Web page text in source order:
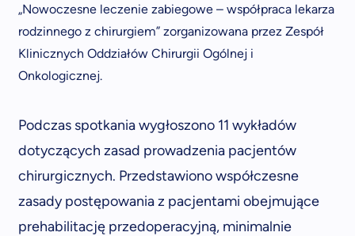
„Nowoczesne leczenie zabiegowe – współpraca lekarza
rodzinnego z chirurgiem” zorganizowana przez Zespół
Klinicznych Oddziałów Chirurgii Ogólnej i
Onkologicznej.
Podczas spotkania wygłoszono 11 wykładów
dotyczących zasad prowadzenia pacjentów
chirurgicznych. Przedstawiono współczesne
zasady postępowania z pacjentami obejmujące
prehabilitację przedoperacyjną, minimalnie